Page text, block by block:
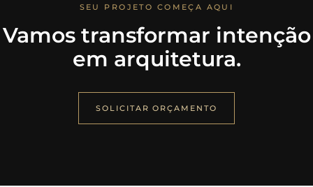
SEU PROJETO COMEÇA AQUI
Vamos transformar intenção
em arquitetura.
SOLICITAR ORÇAMENTO